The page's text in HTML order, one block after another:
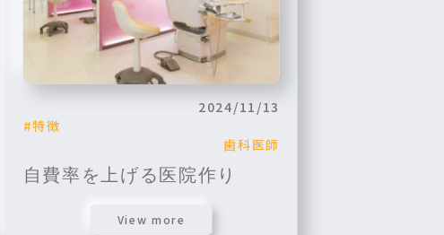
2024/11/13
特徴
歯科医師
自費率を上げる医院作り
View more